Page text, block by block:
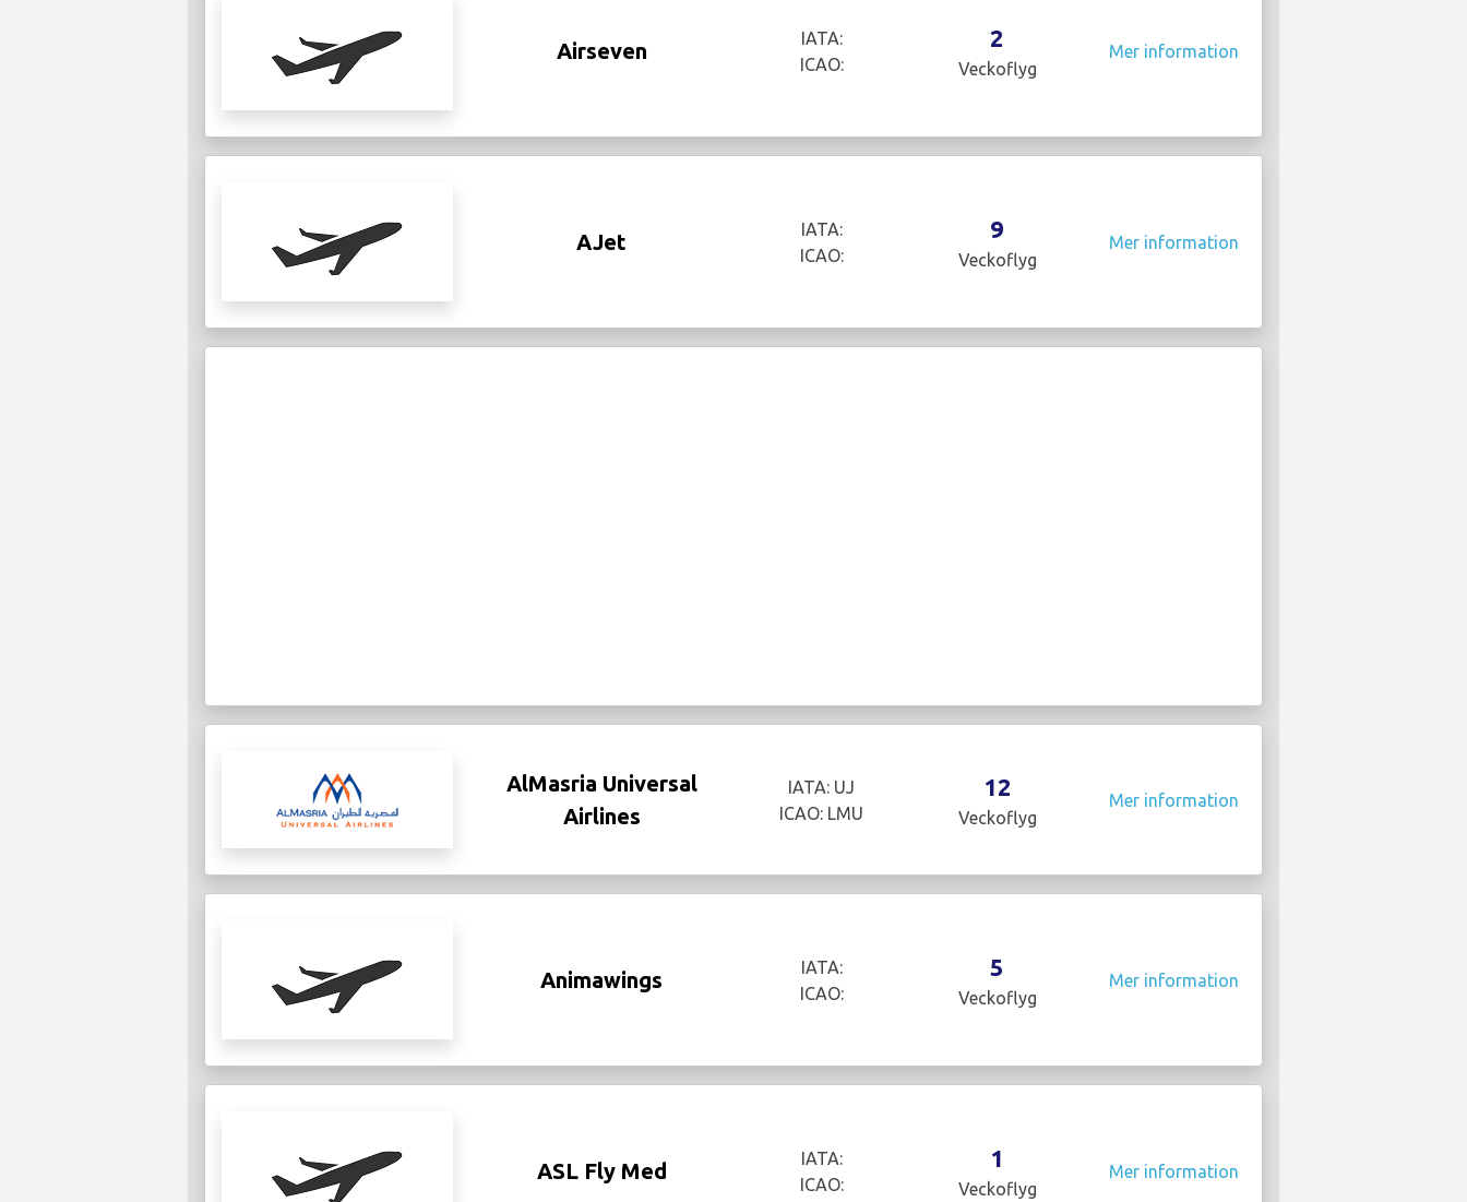
Airseven
IATA:
ICAO:
2
Veckoflyg
Mer information
AJet
IATA:
ICAO:
9
Veckoflyg
Mer information
AlMasria Universal
Airlines
IATA: UJ
ICAO: LMU
12
Veckoflyg
Mer information
Animawings
IATA:
ICAO:
5
Veckoflyg
Mer information
ASL Fly Med
IATA:
ICAO:
1
Veckoflyg
Mer information